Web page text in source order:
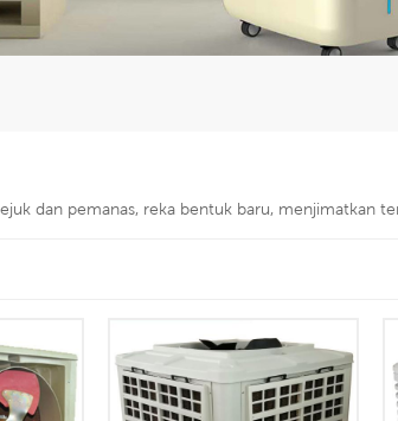
dan pemanas, reka bentuk baru, menjimatkan